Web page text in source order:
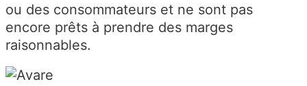
ou des consommateurs et ne sont pas
encore prêts à prendre des marges
raisonnables.